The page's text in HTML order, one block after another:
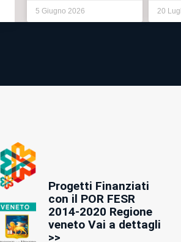
5 Giugno 2026 20
Progetti Finanziati
con il POR FESR
2014-2020 Regione
veneto Vai a dettagli
>>